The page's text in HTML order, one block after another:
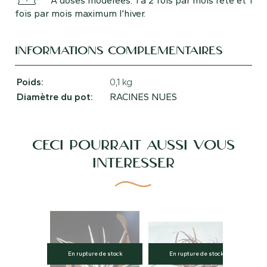
fois par mois maximum l’hiver.
INFORMATIONS COMPLÉMENTAIRES
Poids
0,1 kg
Diamètre du pot
RACINES NUES
CECI POURRAIT AUSSI VOUS
INTÉRESSER
En rupture de stock En rupture de stock